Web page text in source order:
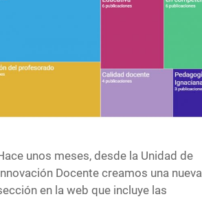
unos meses, desde la Unidad de
Docente creamos una nueva
en la web que incluye las